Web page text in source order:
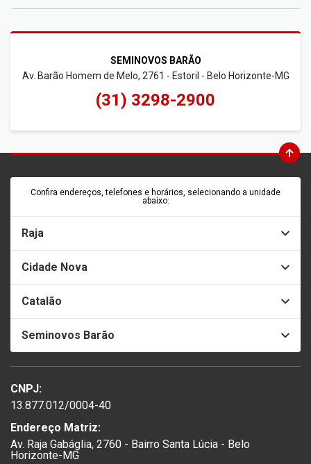
SEMINOVOS BARÃO
Av. Barão Homem de Melo, 2761 - Estoril - Belo Horizonte-MG
(31) 3298-2900
Confira endereços, telefones e horários, selecionando a unidade
abaixo:
Raja
Cidade Nova
Catalão
Seminovos Barão
CNPJ:
13.877.012/0004-40
Endereço Matriz:
Av. Raja Gabáglia, 2760 - Bairro Santa Lúcia - Belo
Horizonte-MG